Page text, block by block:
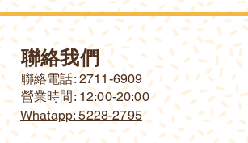
聯絡我們
​聯絡電話: 2711-6909
營業時間: 12:00-20:00
Whatapp: 5228-2795